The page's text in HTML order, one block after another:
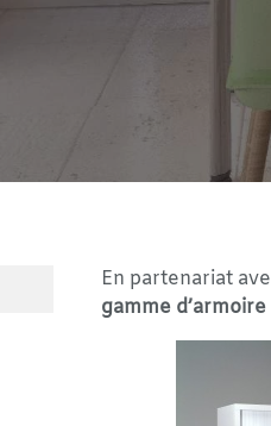
En partenariat
gamme